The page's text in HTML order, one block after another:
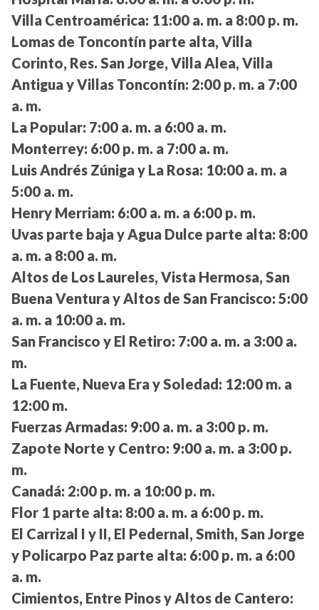
Villa Centroamérica: 11:00 a. m. a 8:00 p. m.
Lomas de Toncontín parte alta, Villa
Corinto, Res. San Jorge, Villa Alea, Villa
Antigua y Villas Toncontín: 2:00 p. m. a 7:00
a. m.
La Popular: 7:00 a. m. a 6:00 a. m.
Monterrey: 6:00 p. m. a 7:00 a. m.
Luis Andrés Zúniga y La Rosa: 10:00 a. m. a
5:00 a. m.
Henry Merriam: 6:00 a. m. a 6:00 p. m.
Uvas parte baja y Agua Dulce parte alta: 8:00
a. m. a 8:00 a. m.
Altos de Los Laureles, Vista Hermosa, San
Buena Ventura y Altos de San Francisco: 5:00
a. m. a 10:00 a. m.
San Francisco y El Retiro: 7:00 a. m. a 3:00 a.
m.
La Fuente, Nueva Era y Soledad: 12:00 m. a
12:00 m.
Fuerzas Armadas: 9:00 a. m. a 3:00 p. m.
Zapote Norte y Centro: 9:00 a. m. a 3:00 p.
m.
Canadá: 2:00 p. m. a 10:00 p. m.
Flor 1 parte alta: 8:00 a. m. a 6:00 p. m.
El Carrizal I y II, El Pedernal, Smith, San Jorge
y Policarpo Paz parte alta: 6:00 p. m. a 6:00
a. m.
Cimientos, Entre Pinos y Altos de Cantero: